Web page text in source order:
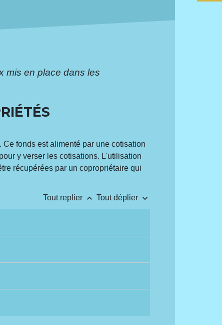
mis en place dans les
fonds est alimenté par une cotisation
y verser les cotisations. L'utilisation
récupérées par un copropriétaire qui
Tout replier keyboard_arrow_up Tout déplier keyboard_arrow_down